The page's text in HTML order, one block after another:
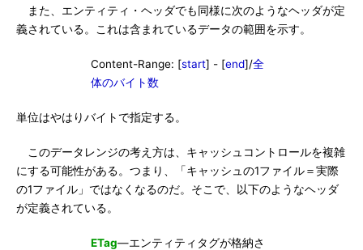
また、エンティティ・ヘッダでも同様に次のようなヘッダが定
義されている。これは含まれているデータの範囲を示す。
Content-Range: [start] - [end]/全
体のバイト数
単位はやはりバイトで指定する。
このデータレンジの考え方は、キャッシュコントロールを複雑
にする可能性がある。つまり、「キャッシュの1ファイル＝実際
の1ファイル」ではなくなるのだ。そこで、以下のようなヘッダ
が定義されている。
ETag—エンティティタグが格納さ